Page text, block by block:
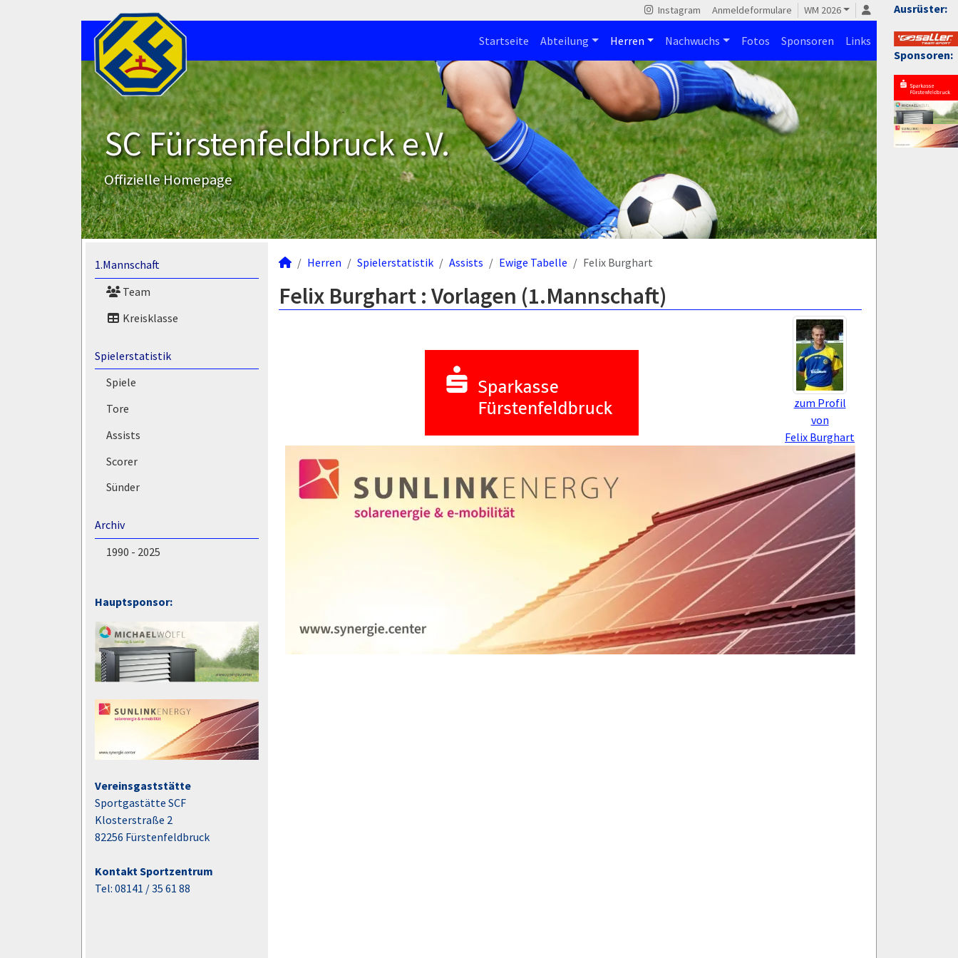
Ausrüster:
Sponsoren:
Instagram Anmeldeformulare WM 2026
Startseite Abteilung Herren Nachwuchs Fotos Sponsoren Links
SC Fürstenfeldbruck e.V.
Offizielle Homepage
1.Mannschaft
Team
Kreisklasse
Spielerstatistik
Spiele
Tore
Assists
Scorer
Sünder
Archiv
1990 - 2025
Hauptsponsor:
Vereinsgaststätte
Sportgastätte SCF
Klosterstraße 2
82256 Fürstenfeldbruck
Kontakt Sportzentrum
Tel: 08141 / 35 61 88
Herren Spielerstatistik Assists Ewige Tabelle Felix Burghart
Felix Burghart : Vorlagen (1.Mannschaft)
zum Profil
von
Felix Burghart